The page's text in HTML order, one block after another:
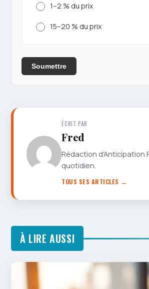
1–2 % du prix
15–20 % du prix
Soumettre
ÉCRIT PAR
Fred
Rédaction d'Anticipation
quotidien.
TOUS SES ARTICLES →
À LIRE AUSSI